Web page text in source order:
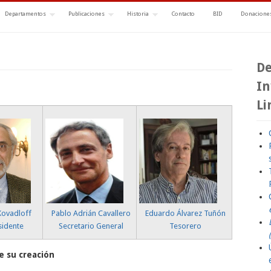
Departamentos Publicaciones Historia Contacto BID
Pablo Adrián Cavallero
Secretario General
Eduardo Álvarez Tuñón
Tesorero
su creación